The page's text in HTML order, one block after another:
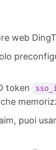
web
token
puoi